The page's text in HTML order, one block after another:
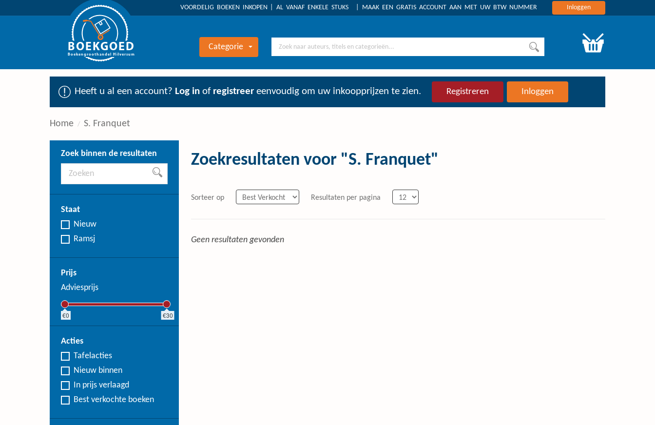
VOORDELIG BOEKEN INKOPEN AL VANAF ENKELE STUKS MAAK EEN GRATIS ACCOUNT AAN MET UW BTW NUMMER Inloggen
BOEKGOED
Boekengroothandel Hilversum
Categorie
Heeft u al een account? Log in of registreer eenvoudig om uw inkoopprijzen te zien. Registreren Inloggen
Home S. Franquet
Zoek binnen de resultaten
Staat
Nieuw
Ramsj
Prijs
Adviesprijs
0 30
Acties
Tafelacties
Nieuw binnen
In prijs verlaagd
Best verkochte boeken
Zoekresultaten voor "S. Franquet"
Sorteer op Resultaten per pagina
Geen resultaten gevonden